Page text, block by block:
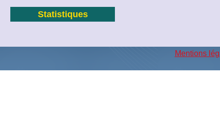
Statistiques
Mentions